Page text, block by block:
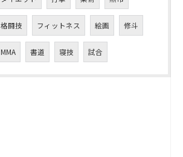
格闘技 フィットネス 絵画 修斗
MMA 書道 寝技 試合